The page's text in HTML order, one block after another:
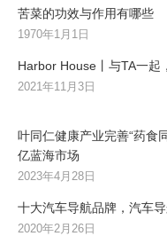
苦菜的功效与作用有哪些
1970年1月1日
Harbor House丨与TA一起
2021年11月3日
叶同仁健康产业完善“药食
亿蓝海市场
2023年4月28日
十大汽车导航品牌，汽车
2020年2月26日